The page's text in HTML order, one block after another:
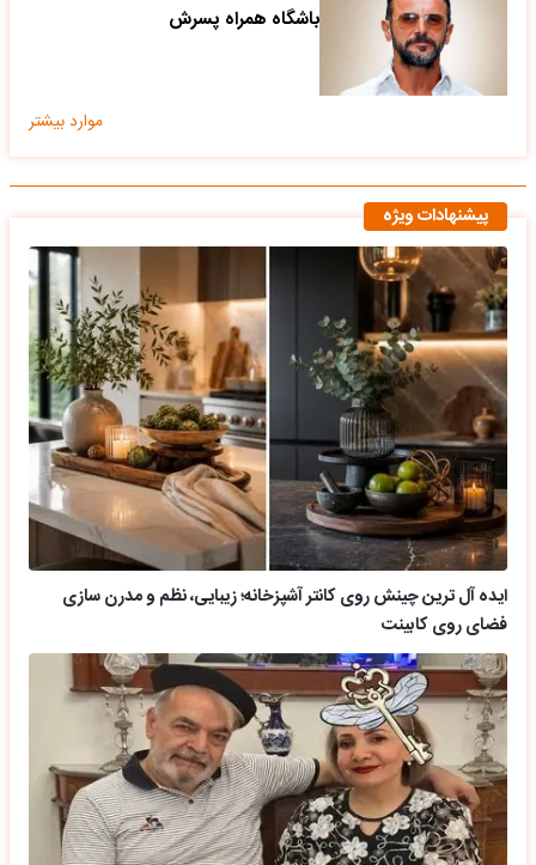
باشگاه همراه پسرش
موارد بیشتر
پیشنهادات ویژه
ایده آل ترین چینش روی کانتر آشپزخانه؛ زیبایی، نظم و مدرن سازی
فضای روی کابینت